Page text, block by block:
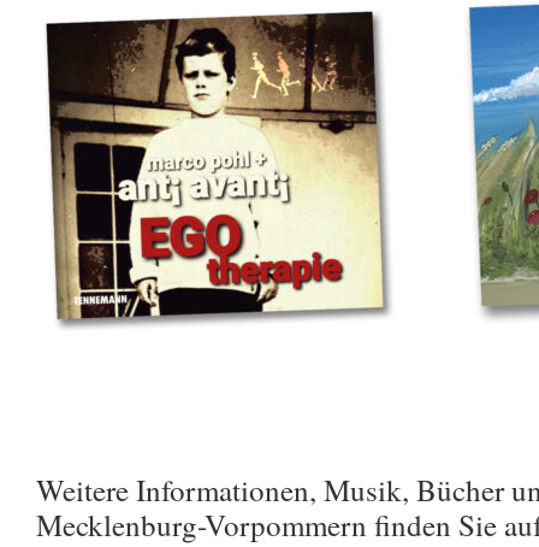
Weitere Informationen, Musik, Bücher
Mecklenburg-Vorpommern finden Sie